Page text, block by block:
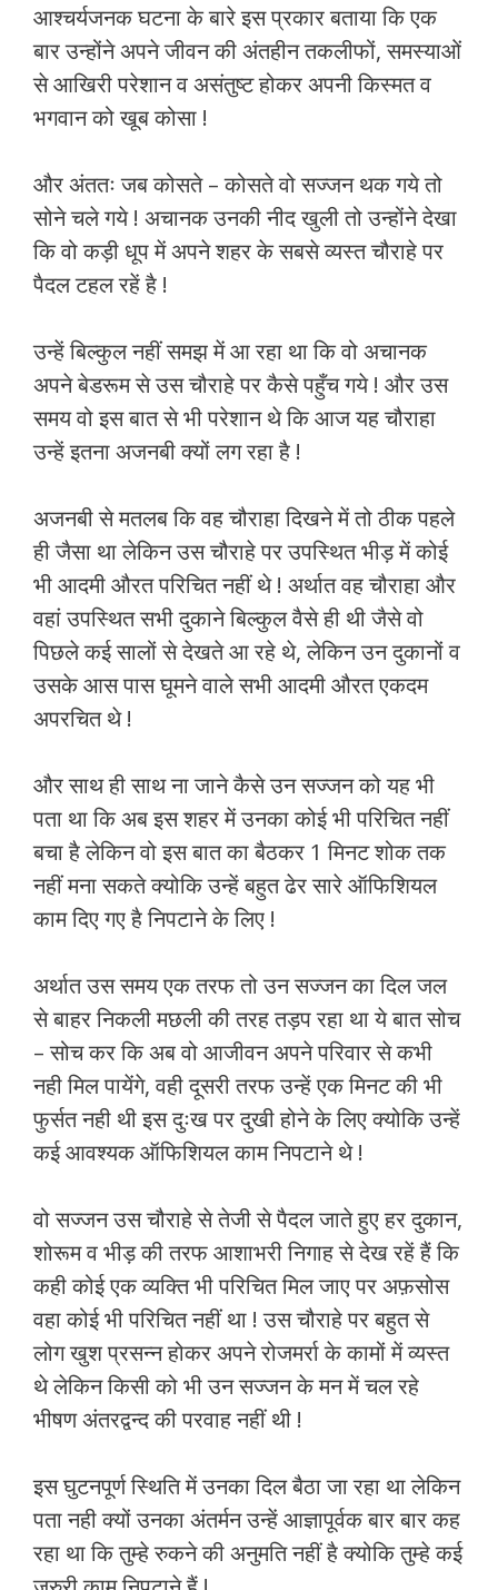
आश्चर्यजनक घटना के बारे इस प्रकार बताया कि एक
बार उन्होंने अपने जीवन की अंतहीन तकलीफों, समस्याओं
से आखिरी परेशान व असंतुष्ट होकर अपनी किस्मत व
भगवान को खूब कोसा !
और अंततः जब कोसते – कोसते वो सज्जन थक गये तो
सोने चले गये ! अचानक उनकी नीद खुली तो उन्होंने देखा
कि वो कड़ी धूप में अपने शहर के सबसे व्यस्त चौराहे पर
पैदल टहल रहें है !
उन्हें बिल्कुल नहीं समझ में आ रहा था कि वो अचानक
अपने बेडरूम से उस चौराहे पर कैसे पहुँच गये ! और उस
समय वो इस बात से भी परेशान थे कि आज यह चौराहा
उन्हें इतना अजनबी क्यों लग रहा है !
अजनबी से मतलब कि वह चौराहा दिखने में तो ठीक पहले
ही जैसा था लेकिन उस चौराहे पर उपस्थित भीड़ में कोई
भी आदमी औरत परिचित नहीं थे ! अर्थात वह चौराहा और
वहां उपस्थित सभी दुकाने बिल्कुल वैसे ही थी जैसे वो
पिछले कई सालों से देखते आ रहे थे, लेकिन उन दुकानों व
उसके आस पास घूमने वाले सभी आदमी औरत एकदम
अपरचित थे !
और साथ ही साथ ना जाने कैसे उन सज्जन को यह भी
पता था कि अब इस शहर में उनका कोई भी परिचित नहीं
बचा है लेकिन वो इस बात का बैठकर 1 मिनट शोक तक
नहीं मना सकते क्योकि उन्हें बहुत ढेर सारे ऑफिशियल
काम दिए गए है निपटाने के लिए !
अर्थात उस समय एक तरफ तो उन सज्जन का दिल जल
से बाहर निकली मछली की तरह तड़प रहा था ये बात सोच
– सोच कर कि अब वो आजीवन अपने परिवार से कभी
नही मिल पायेंगे, वही दूसरी तरफ उन्हें एक मिनट की भी
फुर्सत नही थी इस दुःख पर दुखी होने के लिए क्योकि उन्हें
कई आवश्यक ऑफिशियल काम निपटाने थे !
वो सज्जन उस चौराहे से तेजी से पैदल जाते हुए हर दुकान,
शोरूम व भीड़ की तरफ आशाभरी निगाह से देख रहें हैं कि
कही कोई एक व्यक्ति भी परिचित मिल जाए पर अफ़सोस
वहा कोई भी परिचित नहीं था ! उस चौराहे पर बहुत से
लोग खुश प्रसन्न होकर अपने रोजमर्रा के कामों में व्यस्त
थे लेकिन किसी को भी उन सज्जन के मन में चल रहे
भीषण अंतरद्वन्द की परवाह नहीं थी !
इस घुटनपूर्ण स्थिति में उनका दिल बैठा जा रहा था लेकिन
पता नही क्यों उनका अंतर्मन उन्हें आज्ञापूर्वक बार बार कह
रहा था कि तुम्हे रुकने की अनुमति नहीं है क्योकि तुम्हे कई